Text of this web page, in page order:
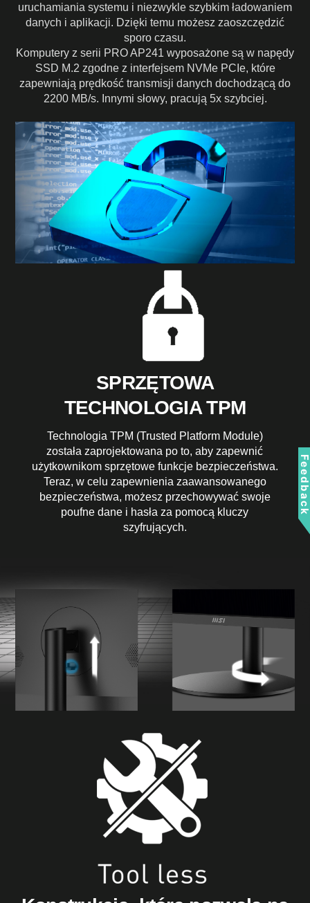
uruchamiania systemu i niezwykle szybkim ładowaniem
danych i aplikacji. Dzięki temu możesz zaoszczędzić
sporo czasu.
Komputery z serii PRO AP241 wyposażone są w napędy
SSD M.2 zgodne z interfejsem NVMe PCIe, które
zapewniają prędkość transmisji danych dochodzącą do
2200 MB/s. Innymi słowy, pracują 5x szybciej.
SPRZĘTOWA
TECHNOLOGIA TPM
Technologia TPM (Trusted Platform Module)
została zaprojektowana po to, aby zapewnić
użytkownikom sprzętowe funkcje bezpieczeństwa.
Teraz, w celu zapewnienia zaawansowanego
bezpieczeństwa, możesz przechowywać swoje
poufne dane i hasła za pomocą kluczy
szyfrujących.